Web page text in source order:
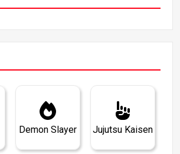
Demon Slayer Jujutsu Kaisen